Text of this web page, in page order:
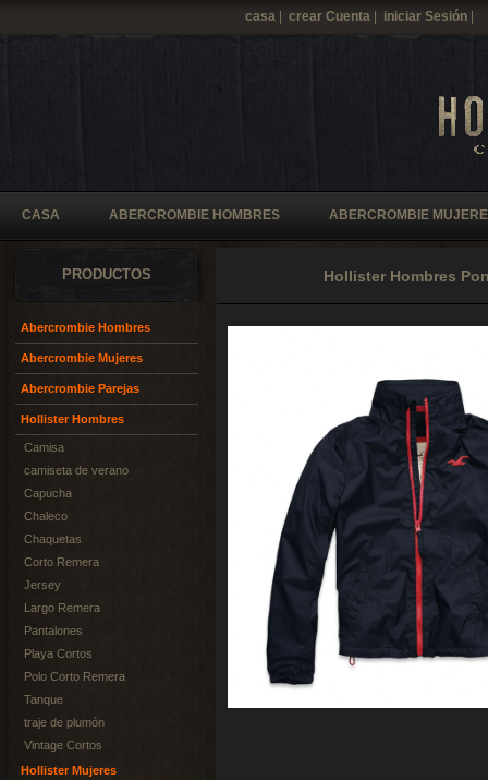
casa crear Cuenta iniciar Sesión
CASA ABERCROMBIE HOMBRES ABERCROMBIE
PRODUCTOS
Abercrombie Hombres
Abercrombie Mujeres
Abercrombie Parejas
Hollister Hombres
Camisa
camiseta de verano
Capucha
Chaleco
Chaquetas
Corto Remera
Jersey
Largo Remera
Pantalones
Playa Cortos
Polo Corto Remera
Tanque
traje de plumón
Vintage Cortos
Hollister Mujeres
Hollister Hombres